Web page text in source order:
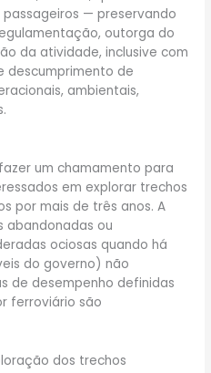
— preservando
outorga do
da atividade, inclusive com
descumprimento de
ambientais,
um chamamento para
em explorar trechos
por mais de três anos. A
abandonadas ou
ociosas quando há
do governo) não
de desempenho definidas
ferroviário são
dos trechos